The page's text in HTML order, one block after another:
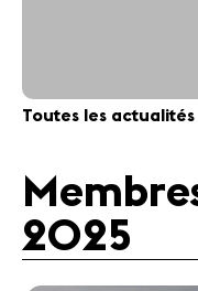
Toutes les actualités
2025